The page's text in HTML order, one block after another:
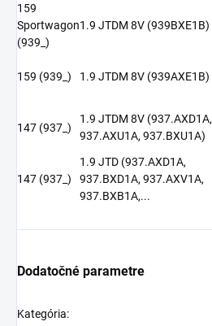
159
Sportwagon
(939_)
1.9 JTDM 8V (939BXE1B)
159 (939_) 1.9 JTDM 8V (939AXE1B)
147 (937_)
1.9 JTDM 8V (937.AXD1A,
937.AXU1A, 937.BXU1A)
147 (937_)
1.9 JTD (937.AXD1A,
937.BXD1A, 937.AXV1A,
937.BXB1A,...
Dodatočné parametre
Kategória: